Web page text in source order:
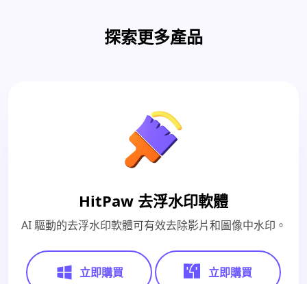
探索更多產品
HitPaw 去浮水印軟體
AI 驅動的去浮水印軟體可有效去除影片和圖像中水印。
立即購買 立即購買